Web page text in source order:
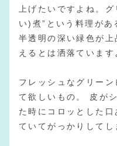
上げたいですよね。
い)煮”という料理があ
半透明の深い緑色が上
えるとは洒落ています
フレッシュなグリー
て欲しいもの。 皮が
た時にコロッとした
ていてがっかりしてし